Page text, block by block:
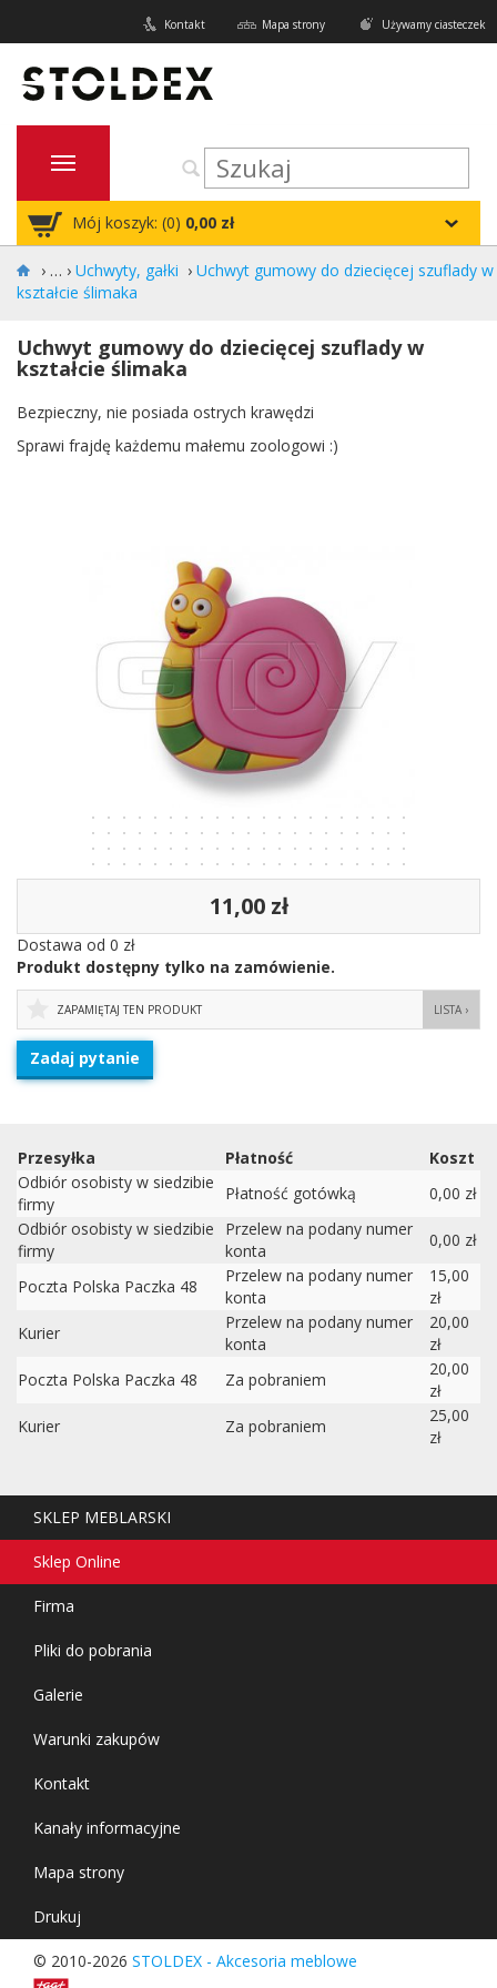
Używamy ciasteczek
Mapa strony
Kontakt
Mój koszyk: (0) 0,00 zł
› Uchwyty, gałki › Uchwyt gumowy do dziecięcej szuflady w
kształcie ślimaka
Uchwyt gumowy do dziecięcej szuflady w
kształcie ślimaka
Bezpieczny, nie posiada ostrych krawędzi
Sprawi frajdę każdemu małemu zoologowi :)
11,00 zł
Dostawa od 0 zł
Produkt dostępny tylko na zamówienie.
LISTA ›
ZAPAMIĘTAJ TEN PRODUKT
Zadaj pytanie
Przesyłka Płatność
Koszt
Odbiór osobisty w siedzibie
firmy
Płatność gotówką
0,00 zł
Odbiór osobisty w siedzibie
firmy
Przelew na podany numer
konta
0,00 zł
Poczta Polska Paczka 48
Przelew na podany numer
konta
15,00
zł
Kurier
Przelew na podany numer
konta
20,00
zł
Poczta Polska Paczka 48
Za pobraniem
20,00
zł
Kurier
Za pobraniem
25,00
zł
SKLEP MEBLARSKI
Sklep Online
Firma
Pliki do pobrania
Galerie
Warunki zakupów
Kontakt
Kanały informacyjne
Mapa strony
Drukuj
© 2010-2026 STOLDEX - Akcesoria meblowe